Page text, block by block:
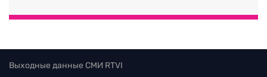
Выходные данные СМИ RTVI